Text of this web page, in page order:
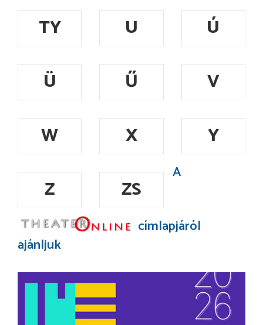
TY
U
Ú
Ü
Ű
V
W
X
Y
Z
ZS
A
címlapjáról
ajánljuk